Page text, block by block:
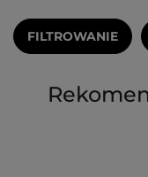
FILTROWANIE